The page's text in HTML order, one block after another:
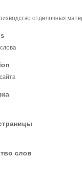
отделочных
слов